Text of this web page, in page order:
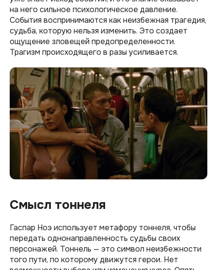
на него сильное психологическое давление.
События воспринимаются как неизбежная трагедия,
судьба, которую нельзя изменить. Это создает
ощущение зловещей предопределенности.
Трагизм происходящего в разы усиливается.
Смысл тоннеля
Гаспар Ноэ использует метафору тоннеля, чтобы
передать однонаправленность судьбы своих
персонажей. Тоннель — это символ неизбежности
того пути, по которому движутся герои. Нет